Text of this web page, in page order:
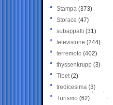
Stampa (373)
Storace (47)
subappalti (31)
televisione(244)
terremoto (402)
thyssenkrupp (3)
Tibet(2)
tredicesima (3)
Turismo (62)